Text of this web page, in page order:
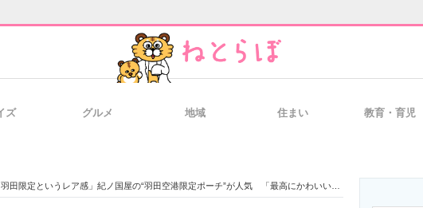
ズ グルメ 地域 住まい 教育・育児
羽田限定というレア感」紀ノ国屋の“羽田空港限定ポーチ”が人気 「最高にかわいい」「また色違いで購入する予定です」